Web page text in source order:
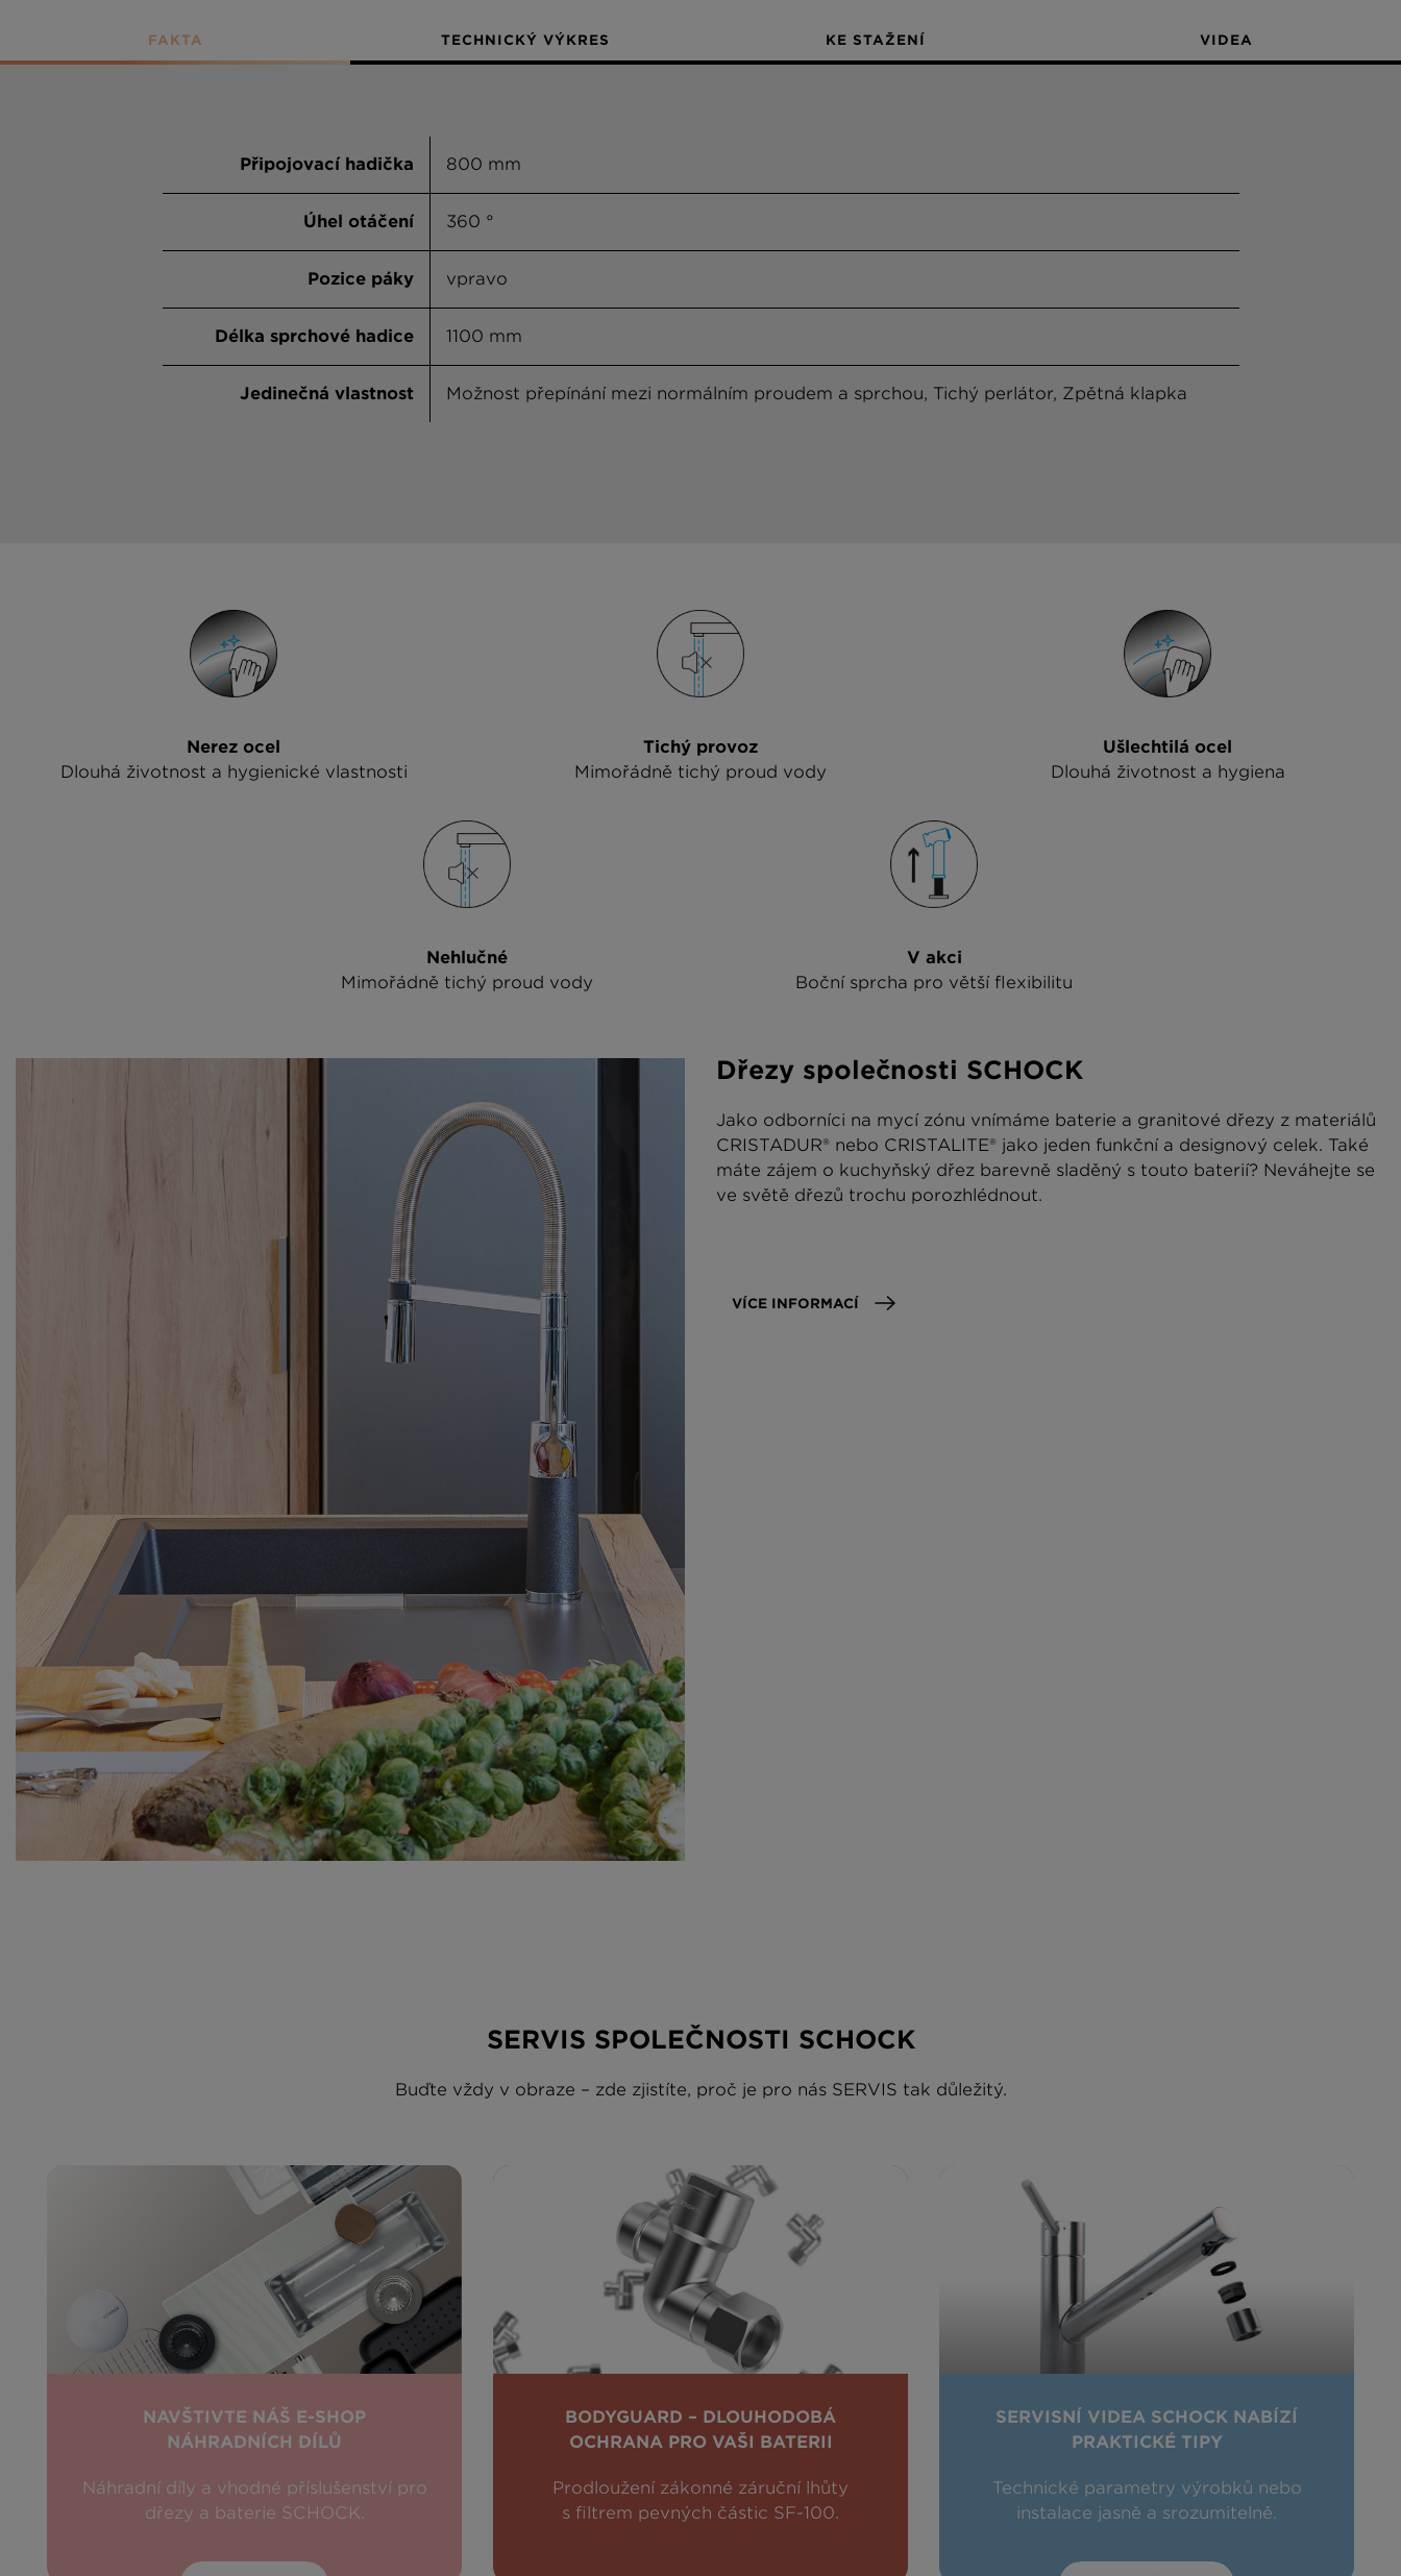
FAKTA TECHNICKÝ VÝKRES KE STAŽENÍ VIDEA
Připojovací hadička 800 mm
Úhel otáčení 360 °
Pozice páky vpravo
Délka sprchové hadice 1100 mm
Jedinečná vlastnost Možnost přepínání mezi normálním proudem a sprchou, Tichý perlátor, Zpětná klapka
Nerez ocel
Dlouhá životnost a hygienické vlastnosti
Tichý provoz
Mimořádně tichý proud vody
Ušlechtilá ocel
Dlouhá životnost a hygiena
Nehlučné
Mimořádně tichý proud vody
V akci
Boční sprcha pro větší flexibilitu
Dřezy společnosti SCHOCK
Jako odborníci na mycí zónu vnímáme baterie a granitové dřezy z materiálů
CRISTADUR® nebo CRISTALITE® jako jeden funkční a designový celek. Také
máte zájem o kuchyňský dřez barevně sladěný s touto baterií? Neváhejte se
ve světě dřezů trochu porozhlédnout.
VÍCE INFORMACÍ
SERVIS SPOLEČNOSTI SCHOCK
Buďte vždy v obraze – zde zjistíte, proč je pro nás SERVIS tak důležitý.
NAVŠTIVTE NÁŠ E-SHOP
NÁHRADNÍCH DÍLŮ
Náhradní díly a vhodné příslušenství pro
dřezy a baterie SCHOCK.
BODYGUARD – DLOUHODOBÁ
OCHRANA PRO VAŠI BATERII
Prodloužení zákonné záruční lhůty
s filtrem pevných částic SF-100.
SERVISNÍ VIDEA SCHOCK NABÍZÍ
PRAKTICKÉ TIPY
Technické parametry výrobků nebo
instalace jasně a srozumitelně.